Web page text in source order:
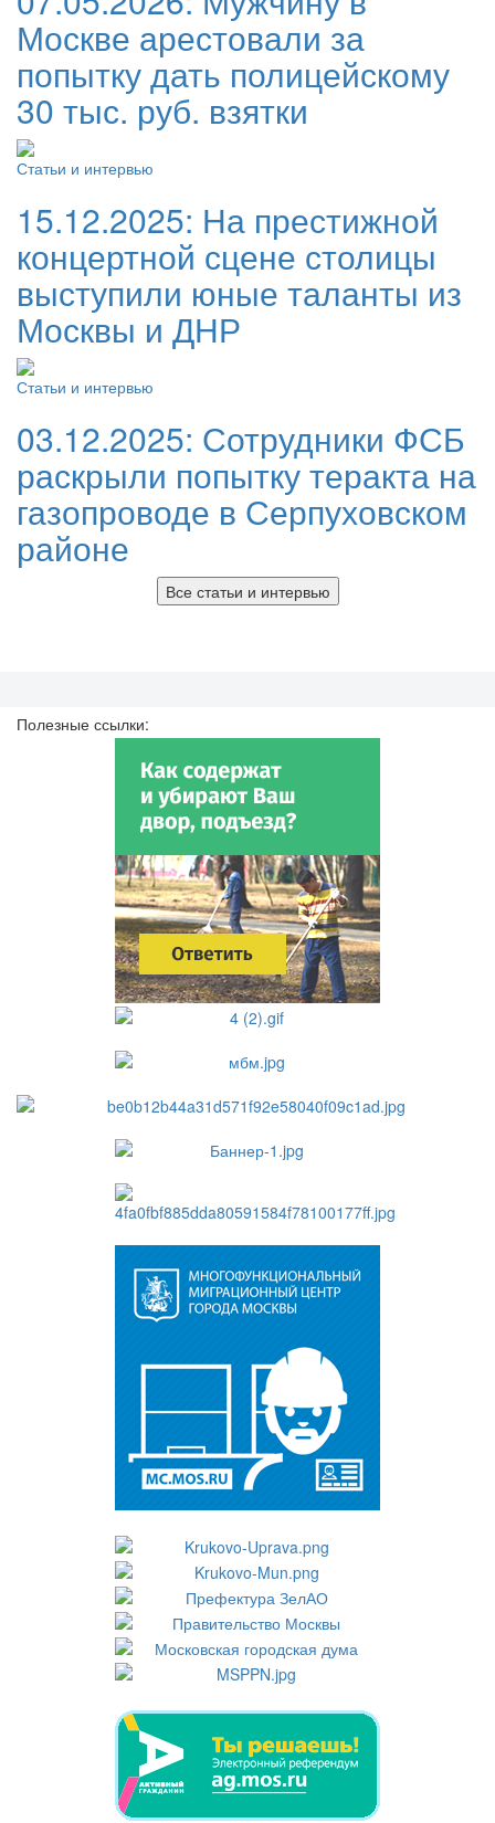
Москве арестовали за
попытку дать полицейскому
30 тыс. руб. взятки
Статьи и интервью
15.12.2025: На престижной
концертной сцене столицы
выступили юные таланты из
Москвы и ДНР
Статьи и интервью
03.12.2025: Сотрудники ФСБ
раскрыли попытку теракта на
газопроводе в Серпуховском
районе
Все статьи и интервью
Полезные ссылки: